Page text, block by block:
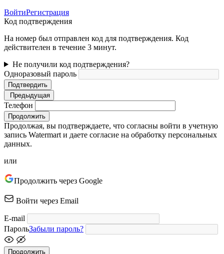
ВойтиРегистрация
Код подтверждения
На номер был отправлен код для подтверждения. Код
действителен в течение 3 минут.
Не получили код подтверждения?
Одноразовый пароль
Подтвердить
Предыдущая
Телефон
Продолжить
Продолжая, вы подтверждаете, что согласны войти в учетную
запись Watermart и даете согласие на обработку персональных
данных.
или
Продолжить через Google
Войти через Email
E-mail
ПарольЗабыли пароль?
Продолжить